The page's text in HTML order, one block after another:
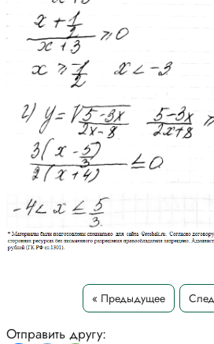
« Предыдущее
Отправить другу: